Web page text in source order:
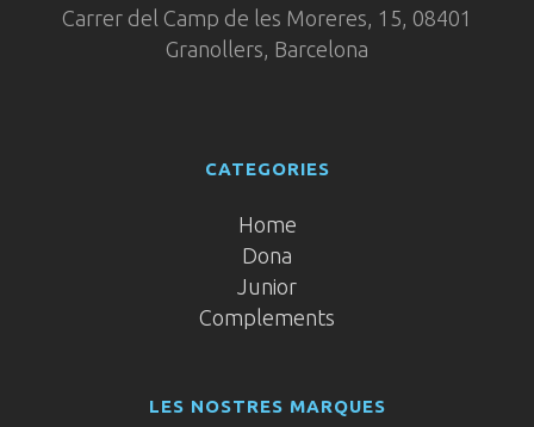
Carrer del Camp de les Moreres, 15, 08401
Granollers, Barcelona
CATEGORIES
Home
Dona
Junior
Complements
LES NOSTRES MARQUES